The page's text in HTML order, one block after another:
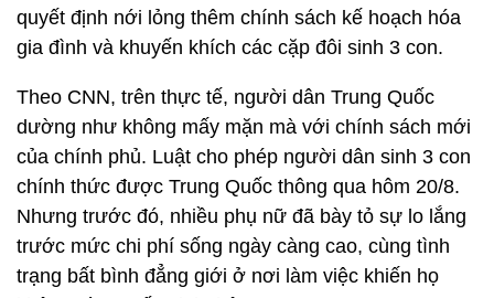
quyết định nới lỏng thêm chính sách kế hoạch hóa
gia đình và khuyến khích các cặp đôi sinh 3 con.
Theo CNN, trên thực tế, người dân Trung Quốc
dường như không mấy mặn mà với chính sách mới
của chính phủ. Luật cho phép người dân sinh 3 con
chính thức được Trung Quốc thông qua hôm 20/8.
Nhưng trước đó, nhiều phụ nữ đã bày tỏ sự lo lắng
trước mức chi phí sống ngày càng cao, cùng tình
trạng bất bình đẳng giới ở nơi làm việc khiến họ